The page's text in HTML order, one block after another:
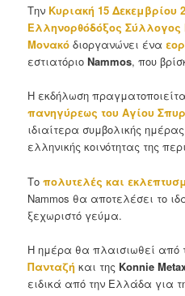
Την Κυριακή 15 Δεκεμβρίου
Ελληνoρθόδόξος Σύλλογος
Μονακό διοργανώνει ένα
εστιατόριοNammos, που
Η εκδήλωση
πανηγύρεως του Αγίου
ιδιαίτερα συμβολικής
ελληνικής κοινότητας της
Τοπολυτελές και
Nammos θα αποτελέσει το
ξεχωριστό γεύμα.
Η ημέρα θα πλαισιωθεί από
Πανταζή και της Konnie
ειδικά από την Ελλάδα για